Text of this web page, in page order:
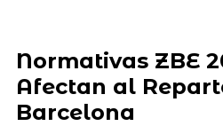
Normativas ZBE
Afectan al
Barcelona